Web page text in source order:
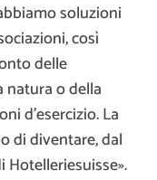
soluzioni
così
delle
natura o della
d’esercizio. La
di diventare, dal
Hotelleriesuisse».